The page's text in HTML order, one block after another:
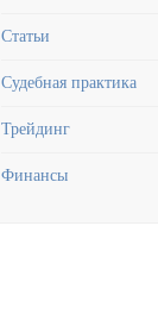
Статьи
Судебная практика
Трейдинг
Финансы